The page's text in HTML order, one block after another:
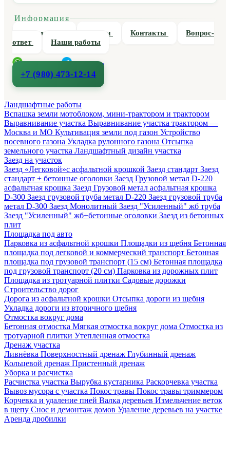
Информация
О компании Статьи Контакты
Вопрос-
ответ
Наши работы
Telegram
+7 (980) 473-12-14
Ландшафтные работы
Вспашка земли мотоблоком, мини-трактором и трактором
Выравнивание участка Выравнивание участка трактором —
Москва и МО Культивация земли под газон Устройство
посевного газона Укладка рулонного газона Отсыпка
земельного участка Ландшафтный дизайн участка
Заезд на участок
Заезд «Легковой»с асфальтной крошкой Заезд стандарт Заезд
стандарт + бетонные оголовки Заезд Грузовой метал D-220
асфальтная крошка Заезд Грузовой метал асфальтная крошка
D-300 Заезд грузовой труба метал D-220 Заезд грузовой труба
метал D-300 Заезд Монолитный Заезд "Усиленный" жб труба
Заезд "Усиленный" жб+бетонные оголовки Заезд из бетонных
плит
Площадка под авто
Парковка из асфальтной крошки Площадки из щебня Бетонная
площадка под легковой и коммерческий транспорт Бетонная
площадка под грузовой транспорт (15 см) Бетонная площадка
под грузовой транспорт (20 см) Парковка из дорожных плит
Площадка из тротуарной плитки Садовые дорожки
Строительство дорог
Дорога из асфальтной крошки Отсыпка дороги из щебня
Укладка дороги из вторичного щебня
Отмостка вокруг дома
Бетонная отмостка Мягкая отмостка вокруг дома Отмостка из
тротуарной плитки Утепленная отмостка
Дренаж участка
Ливнёвка Поверхностный дренаж Глубинный дренаж
Кольцевой дренаж Пристенный дренаж
Уборка и расчистка
Расчистка участка Вырубка кустарника Раскорчевка участка
Вывоз мусора с участка Покос травы Покос травы триммером
Корчевка и удаление пней Валка деревьев Измельчение веток
в щепу Снос и демонтаж домов Удаление деревьев на участке
Аренда дробилки